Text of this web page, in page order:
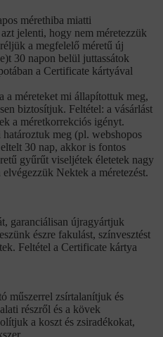
mérethiba miatti
jelenti, hogy nem méretezzük
a megfelelő méretű új
30 napon belül juttassátok
a Certificate kártyával
a méreteket mi állapítottuk meg,
biztosítjuk. Feltétel: a vásárlást
a méretkorrekciós igényt.
meg (pl. webshopos
30 nap, akkor is fontos
gyűrűt viseljétek életetek nagy
Nektek a méretezést.
garanciálisan újragyártjuk
észre fakulást, színvesztést
Feltétel a Certificate kártya
műszerrel zsírtalanítjuk és
részről és a kövek
a koszt és zsiradékokat,